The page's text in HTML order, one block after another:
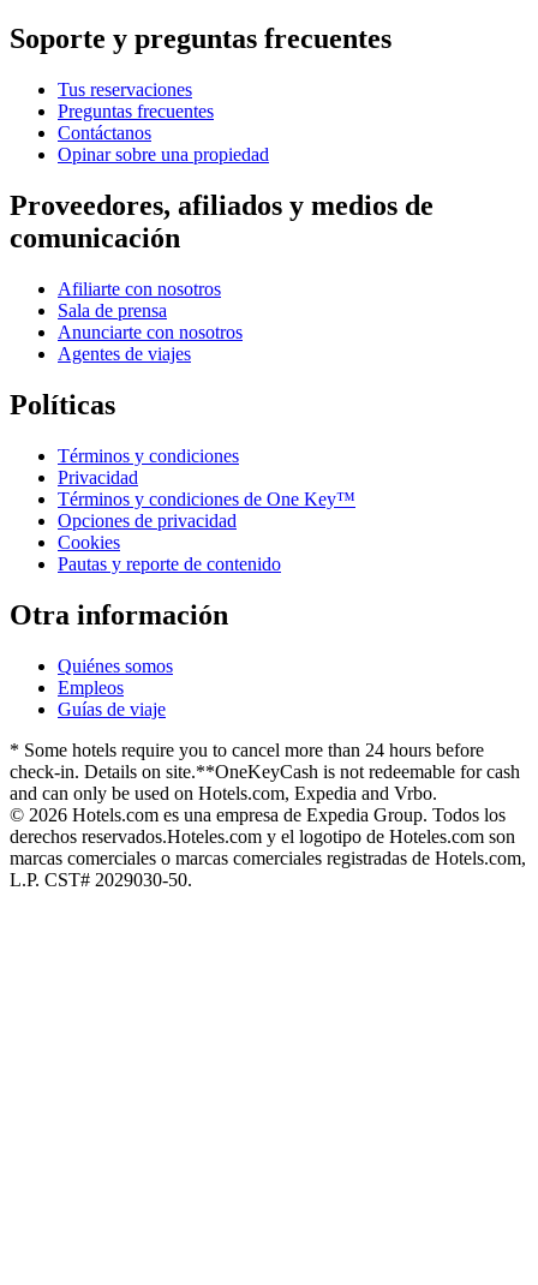
Soporte y preguntas frecuentes
Tus reservaciones
Preguntas frecuentes
Contáctanos
Opinar sobre una propiedad
Proveedores, afiliados y medios de
comunicación
Afiliarte con nosotros
Sala de prensa
Anunciarte con nosotros
Agentes de viajes
Políticas
Términos y condiciones
Privacidad
Términos y condiciones de One Key™
Opciones de privacidad
Cookies
Pautas y reporte de contenido
Otra información
Quiénes somos
Empleos
Guías de viaje
* Some hotels require you to cancel more than 24 hours before
check-in. Details on site.**OneKeyCash is not redeemable for cash
and can only be used on Hotels.com, Expedia and Vrbo.
© 2026 Hotels.com es una empresa de Expedia Group. Todos los
derechos reservados.Hoteles.com y el logotipo de Hoteles.com son
marcas comerciales o marcas comerciales registradas de Hotels.com,
L.P. CST# 2029030-50.